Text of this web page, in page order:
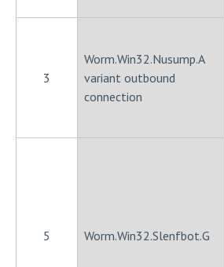
3
Worm.Win32.Nusump.A
variant outbound
connection
5 Worm.Win32.Slenfbot.G